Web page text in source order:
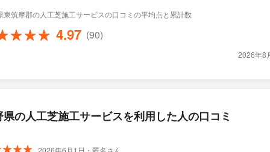
東筑摩郡の人工芝施工サービスの口コミの平均点と累計数
4.97 (90)
2026年8
県の人工芝施工サービスを利用した人の口コミ
2026年6月1日・匿名さん